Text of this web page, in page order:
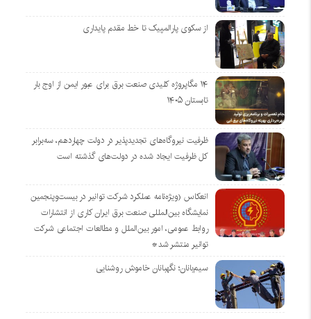
از سکوی پارالمپیک تا خط مقدم پایداری
۱۴ مگاپروژه‌ کلیدی صنعت برق برای عبور ایمن از اوج بار
تابستان ۱۴۰۵
ظرفیت نیروگاه‌های تجدیدپذیر در دولت چهاردهم، سه‌برابر
کل ظرفیت ایجاد شده در دولت‌های گذشته است
انعکاس (ویژه‌نامه عملکرد شرکت توانیر در بیست‌وپنجمین
نمایشگاه بین‌المللی صنعت برق ایران کاری از انتشارات
روابط عمومی، امور بین‌الملل و مطالعات اجتماعی شرکت
توانیر منتشر شد*
سیم‌بانان؛ نگهبانان خاموش روشنایی